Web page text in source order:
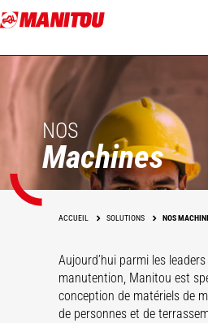
Aller
au
principal
NOS
Machines
ACCUEIL SOLUTIONS NOS
Aujourd’hui parmi les
manutention, Manitou est
conception de matériels de
de personnes et de